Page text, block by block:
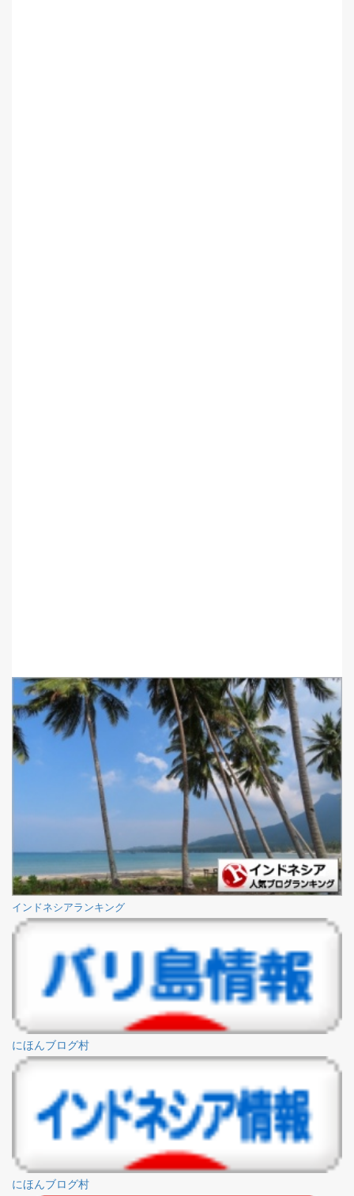
インドネシアランキング
にほんブログ村
にほんブログ村